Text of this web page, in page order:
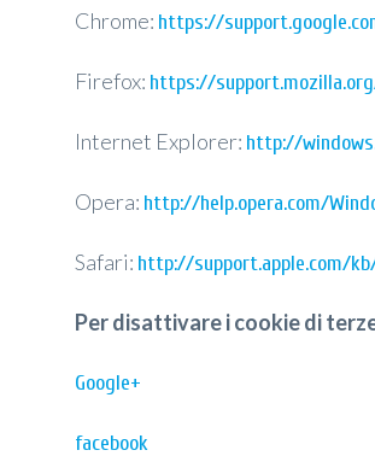
Chrome: https://
Firefox: https://
Internet Explorer: http://
Opera: http://help.opera.com/
Safari: http://support.apple.com/kb/
Per disattivare i cookie di
Google+
facebook